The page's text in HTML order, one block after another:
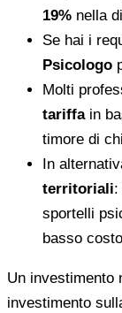
19% nella
Se hai i
Psicologo
Molti
tariffain
timore di
In
territoriali:
sportelli
basso costo
Un investimento
investimento